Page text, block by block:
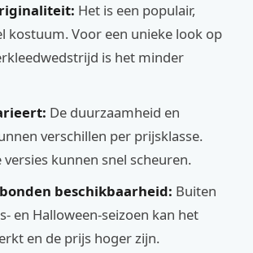
Het is een populair,
kostuum. Voor een unieke look op
is het minder
De duurzaamheid en
verschillen per prijsklasse.
kunnen snel scheuren.
beschikbaarheid: Buiten
en Halloween-seizoen kan het
en de prijs hoger zijn.